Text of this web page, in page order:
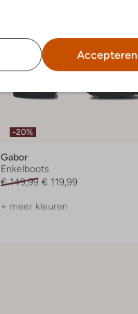
Accepteren
-20%
Gabor
Enkelboots
€ 149,99 € 119,99
+ meer kleuren